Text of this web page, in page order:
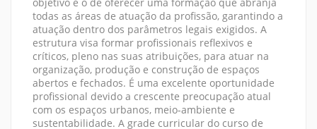
todas as áreas de atuação da profissão, garantindo a
atuação dentro dos parâmetros legais exigidos. A
estrutura visa formar profissionais reflexivos e
críticos, pleno nas suas atribuições, para atuar na
organização, produção e construção de espaços
abertos e fechados. É uma excelente oportunidade
profissional devido a crescente preocupação atual
com os espaços urbanos, meio-ambiente e
sustentabilidade. A grade curricular do curso de